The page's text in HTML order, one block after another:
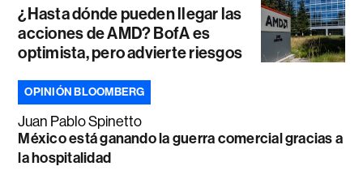
¿Hasta dónde pueden llegar las
acciones de AMD? BofA es
optimista, pero advierte riesgos
OPINIÓN BLOOMBERG
Juan Pablo Spinetto
México está ganando la guerra comercial gracias a
la hospitalidad